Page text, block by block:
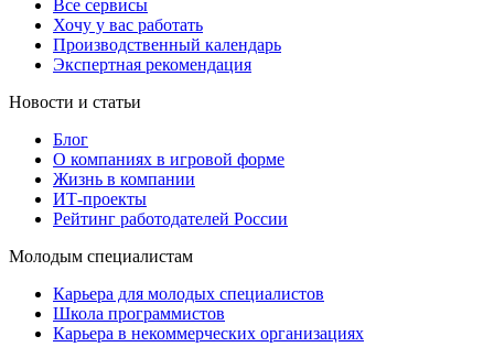
Все сервисы
Хочу у вас работать
Производственный календарь
Экспертная рекомендация
Новости и статьи
Блог
О компаниях в игровой форме
Жизнь в компании
ИТ-проекты
Рейтинг работодателей России
Молодым специалистам
Карьера для молодых специалистов
Школа программистов
Карьера в некоммерческих организациях